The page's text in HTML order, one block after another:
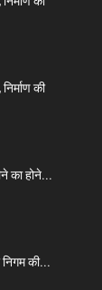
की
का होने...
निगम की...